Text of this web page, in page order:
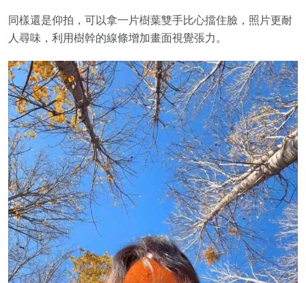
同樣還是仰拍，可以拿一片樹葉雙手比心擋住臉，照片更耐
人尋味，利用樹幹的線條增加畫面視覺張力。